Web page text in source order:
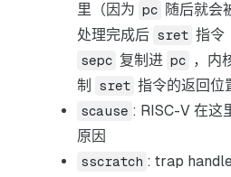
里（因为 pc 随后就会
处理完成后 sret 指令
sepc 复制进 pc
，内
制
sret 指令的返回位
scause : RISC-V 在这
原因
sscratch : trap